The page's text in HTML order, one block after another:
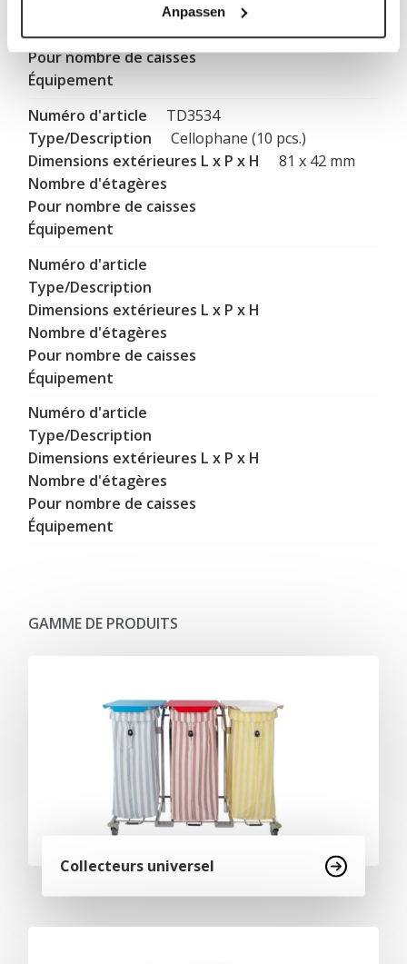
Anpassen
TD3534
Cellophane (10 pcs.)
81 x 42 mm
GAMME DE PRODUITS
Collecteurs universel